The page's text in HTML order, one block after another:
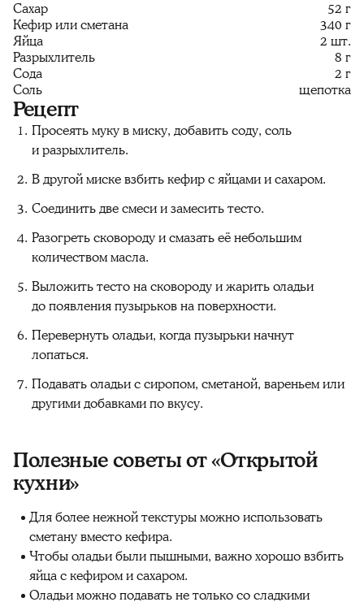
Сахар
52 г
Кефир или сметана
340 г
Яйца
2 шт.
Разрыхлитель
8 г
Сода
2 г
Соль
щепотка
Рецепт
Просеять муку в миску, добавить соду, соль
и разрыхлитель.
В другой миске взбить кефир с яйцами и сахаром.
Соединить две смеси и замесить тесто.
Разогреть сковороду и смазать её небольшим
количеством масла.
Выложить тесто на сковороду и жарить оладьи
до появления пузырьков на поверхности.
Перевернуть оладьи, когда пузырьки начнут
лопаться.
Подавать оладьи с сиропом, сметаной, вареньем или
другими добавками по вкусу.
Полезные советы от «Открытой
кухни»
Для более нежной текстуры можно использовать
сметану вместо кефира.
Чтобы оладьи были пышными, важно хорошо взбить
яйца с кефиром и сахаром.
Оладьи можно подавать не только со сладкими